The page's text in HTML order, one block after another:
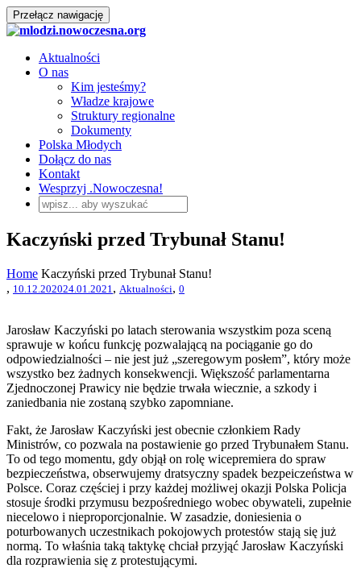
Przełącz nawigację
Aktualności
O nas
Kim jesteśmy?
Władze krajowe
Struktury regionalne
Dokumenty
Polska Młodych
Dołącz do nas
Kontakt
Wesprzyj .Nowoczesna!
Kaczyński przed Trybunał Stanu!
Home Kaczyński przed Trybunał Stanu!
, 10.12.202024.01.2021 , Aktualności, 0
Jarosław Kaczyński po latach sterowania wszystkim poza sceną
sprawuje w końcu funkcję pozwalającą na pociąganie go do
odpowiedzialności – nie jest już „szeregowym posłem”, który może
wszystko bez żadnych konsekwencji. Większość parlamentarna
Zjednoczonej Prawicy nie będzie trwała wiecznie, a szkody i
zaniedbania nie zostaną szybko zapomniane.
Fakt, że Jarosław Kaczyński jest obecnie członkiem Rady
Ministrów, co pozwala na postawienie go przed Trybunałem Stanu.
To od tego momentu, gdy objął on rolę wicepremiera do spraw
bezpieczeństwa, obserwujemy dratsyczny spadek bezpeiczeństwa w
Polsce. Coraz częściej i przy każdej możliwej okazji Polska Policja
stosuje środki przymusu bezpośredniego wobec obywateli, zupełnie
niecelowo i nieproporcjonalnie. W zasadzie, doniesienia o
poturbowanych uczestnikach pokojowych protestów stają się już
normą. To właśnia taką taktykę chciał przyjąć Jarosław Kaczyński
dla rozprawienia się z protestującymi.